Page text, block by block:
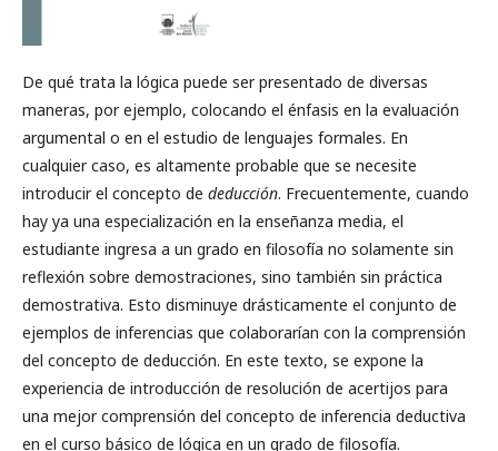
De qué trata la lógica puede ser presentado de diversas
maneras, por ejemplo, colocando el énfasis en la evaluación
argumental o en el estudio de lenguajes formales. En
cualquier caso, es altamente probable que se necesite
introducir el concepto de deducción. Frecuentemente, cuando
hay ya una especialización en la enseñanza media, el
estudiante ingresa a un grado en filosofía no solamente sin
reflexión sobre demostraciones, sino también sin práctica
demostrativa. Esto disminuye drásticamente el conjunto de
ejemplos de inferencias que colaborarían con la comprensión
del concepto de deducción. En este texto, se expone la
experiencia de introducción de resolución de acertijos para
una mejor comprensión del concepto de inferencia deductiva
en el curso básico de lógica en un grado de filosofía.